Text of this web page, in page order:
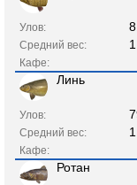
Улов:
Средний вес:
Кафе:
Линь
Улов:
Средний вес:
Кафе:
Ротан